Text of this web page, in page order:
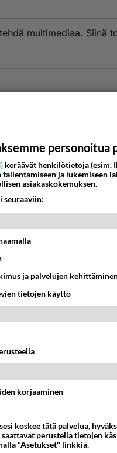
multimediaa. Siinä
ylös
mikään eikä kukaan estää <3 <3
personoitua
keräävät henkilötietoja (esim.
ja lukemiseen
asiakaskokemuksen.
seuraaviin:
ja palvelujen
tietojen käyttö
korjaaminen
koskee tätä palvelua,
perustella tietojen
"Asetukset" linkkiä.